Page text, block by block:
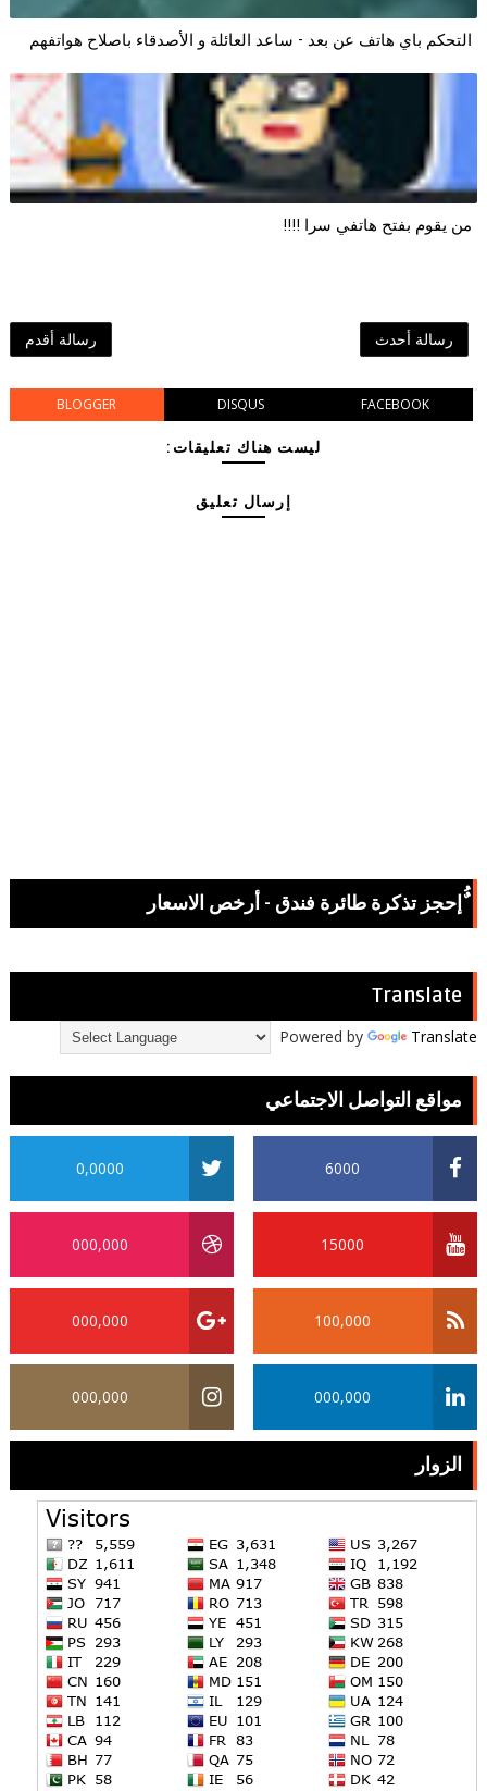
التحكم باي هاتف عن بعد - ساعد العائلة و الأصدقاء باصلاح هواتفهم
من يقوم بفتح هاتفي سرا !!!!
رسالة أحدث رسالة أقدم
BLOGGER DISQUS FACEBOOK
ليست هناك تعليقات:
إرسال تعليق
ٌُإحجز تذكرة طائرة فندق - أرخص الاسعار
Translate
Powered by Translate
مواقع التواصل الاجتماعي
6000
0,0000
15000
000,000
100,000
000,000
000,000
000,000
الزوار